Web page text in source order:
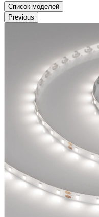
Список моделей
Previous